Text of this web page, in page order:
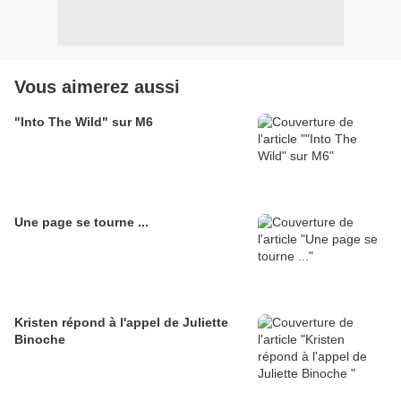
Vous aimerez aussi
"Into The Wild" sur M6
Une page se tourne ...
Kristen répond à l'appel de Juliette
Binoche